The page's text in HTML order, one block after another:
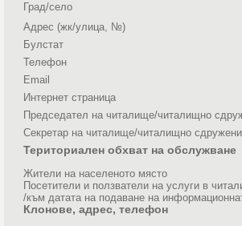
Град/село
Адрес (жк/улица, №)
Булстат
Телефон
Email
Интернет страница
Председател на читалище/читалищно
Секретар на читалище/читалищно
Териториален обхват на обслужване
Жители на населеното място
Посетители и ползватели на услуги в
/към датата на подаване на
Клонове, адрес, телефон